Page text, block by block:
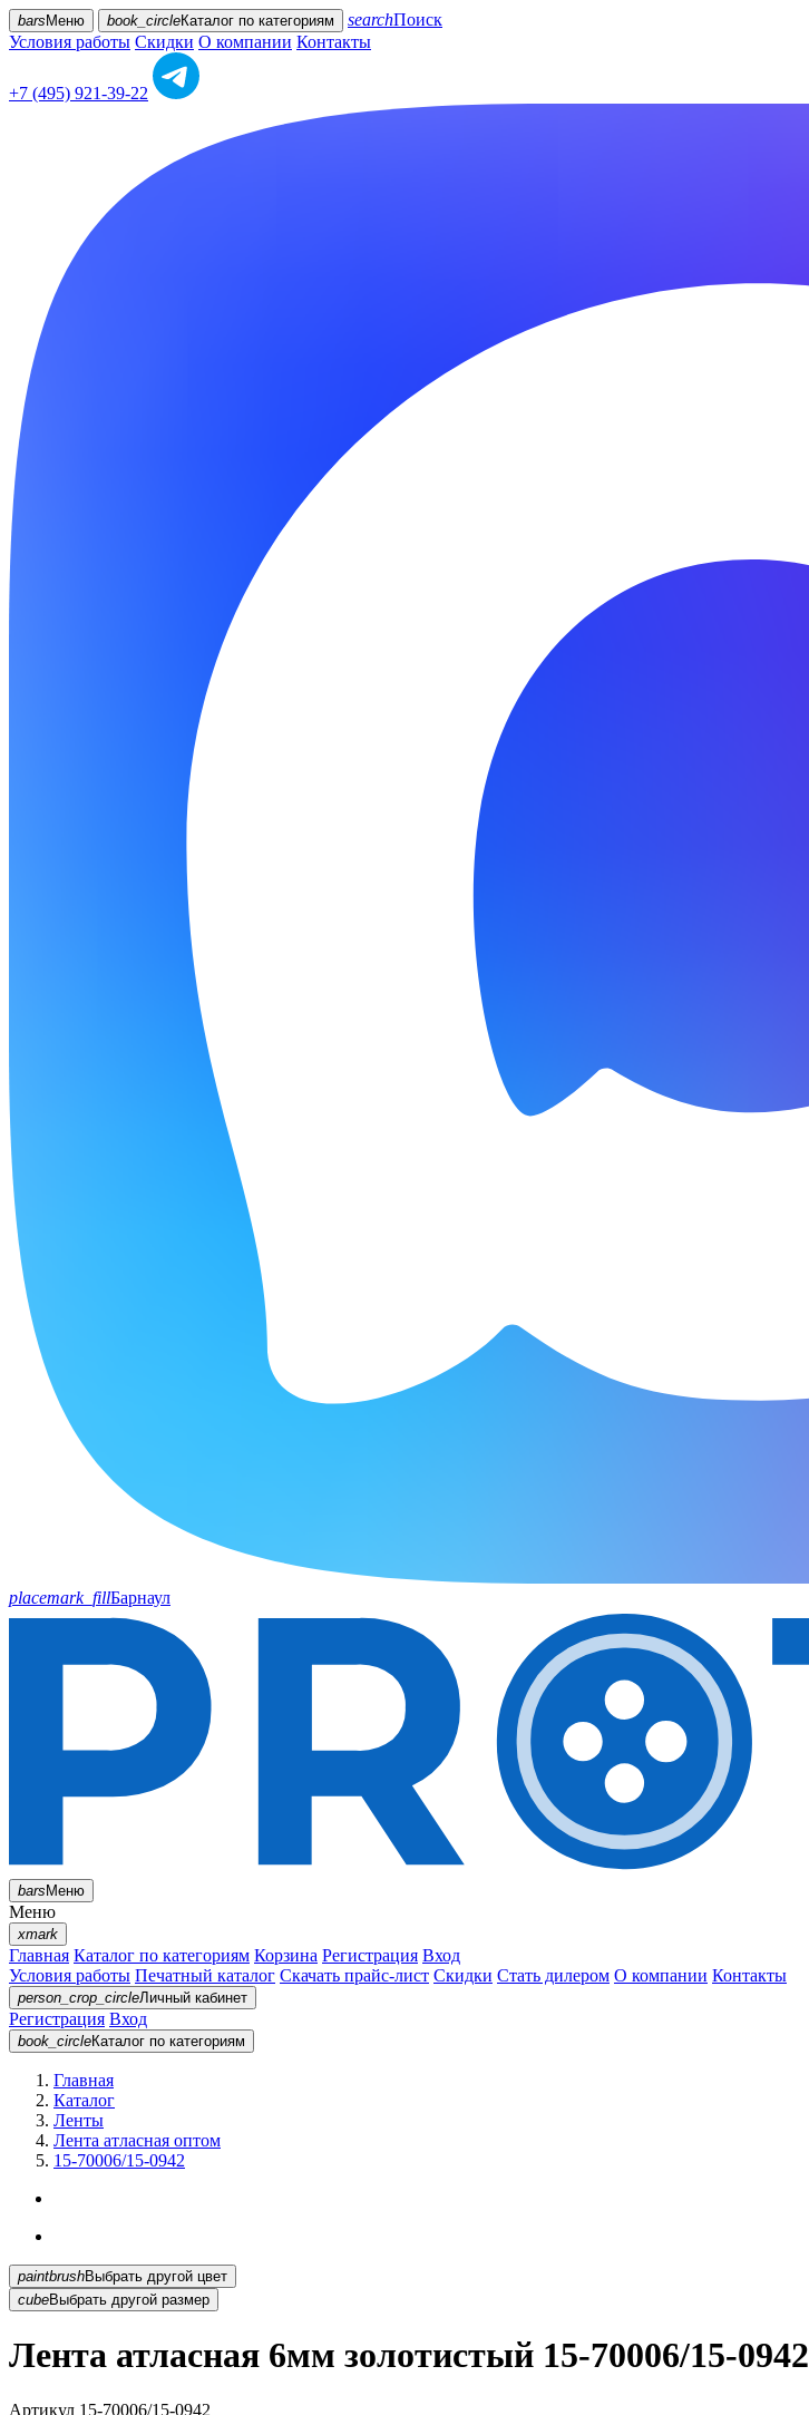
bars Меню book_circleКаталог по категориям searchПоиск
Условия работы Скидки О компании Контакты
+7 (495) 921-39-22
placemark_fillБарнаул
barsМеню
Меню
xmark
Главная Каталог по категориям Корзина Регистрация Вход
Условия работы Печатный каталог Скачать прайс-лист Скидки Стать дилером О компании Контакты
person_crop_circleЛичный кабинет
Регистрация Вход
book_circleКаталог по категориям
Главная
Каталог
Ленты
Лента атласная оптом
15-70006/15-0942
paintbrush
Выбрать другой цвет
cubeВыбрать другой размер
Лента атласная 6мм золотистый 15-70006/15-0942
Артикул 15-70006/15-0942